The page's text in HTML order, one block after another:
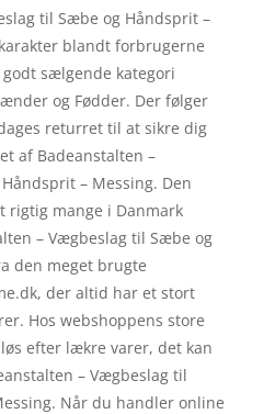
til Sæbe og Håndsprit –
blandt forbrugerne
sælgende kategori
og Fødder. Der følger
returret til at sikre dig
af Badeanstalten –
– Messing. Den
rigtig mange i Danmark
– Vægbeslag til Sæbe og
den meget brugte
der altid har et stort
Hos webshoppens store
efter lækre varer, det kan
– Vægbeslag til
Når du handler online